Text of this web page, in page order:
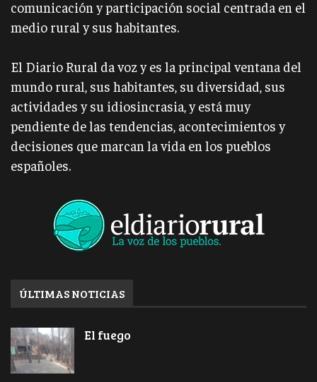
comunicación y participación social centrada en el
medio rural y sus habitantes.
El Diario Rural da voz y es la principal ventana del
mundo rural, sus habitantes, su diversidad, sus
actividades y su idiosincrasia, y está muy
pendiente de las tendencias, acontecimientos y
decisiones que marcan la vida en los pueblos
españoles.
ÚLTIMAS NOTICIAS
El fuego